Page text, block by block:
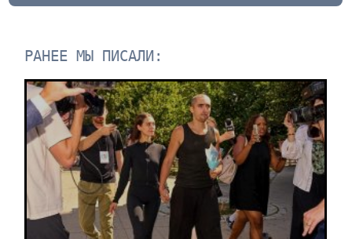
РАНЕЕ МЫ ПИСАЛИ: